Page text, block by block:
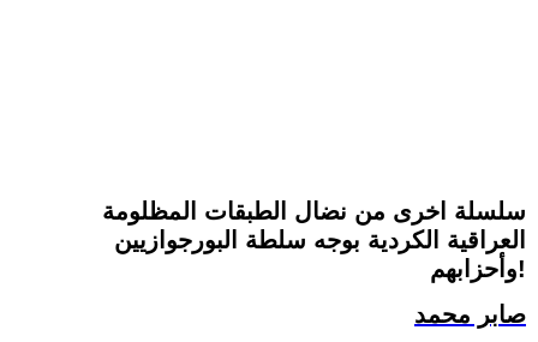
سلسلة اخرى من نضال الطبقات المظلومة
العراقية الكردية بوجه سلطة البورجوازيين
وأحزابهم!
صابر محمد